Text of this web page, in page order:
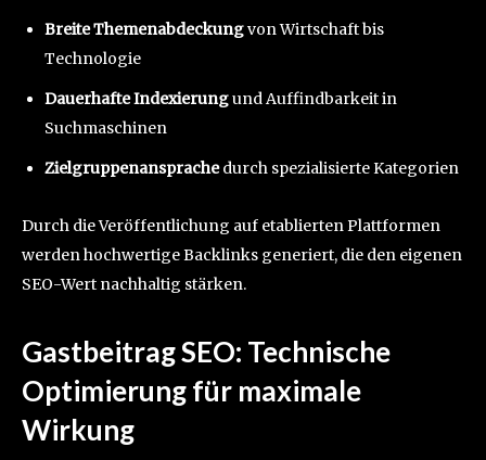
Breite Themenabdeckungvon Wirtschaft bis
Technologie
Dauerhafte Indexierungund Auffindbarkeit in
Suchmaschinen
Zielgruppenansprachedurch spezialisierte Kategorien
Durch die Veröffentlichung auf etablierten Plattformen
werden hochwertige Backlinks generiert, die den eigenen
SEO-Wert nachhaltig stärken.
Gastbeitrag SEO: Technische
Optimierung für maximale
Wirkung